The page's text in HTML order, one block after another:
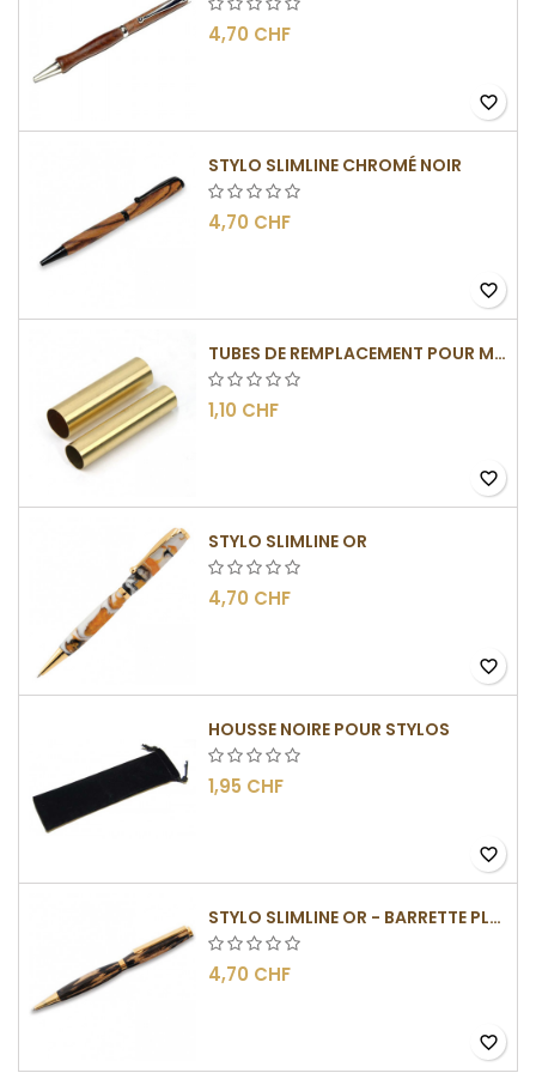
4,70 CHF
favorite_border
STYLO SLIMLINE CHROMÉ NOIR
4,70 CHF
favorite_border
TUBES DE REMPLACEMENT POUR MÉCANISMES SLIMLINE
1,10 CHF
favorite_border
STYLO SLIMLINE OR
4,70 CHF
favorite_border
HOUSSE NOIRE POUR STYLOS
1,95 CHF
favorite_border
STYLO SLIMLINE OR - BARRETTE PLATE
4,70 CHF
favorite_border